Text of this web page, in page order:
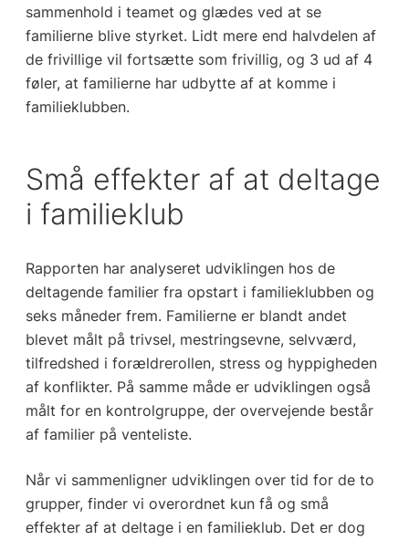
sammenhold i teamet og glædes ved at se
familierne blive styrket. Lidt mere end halvdelen af
de frivillige vil fortsætte som frivillig, og 3 ud af 4
føler, at familierne har udbytte af at komme i
familieklubben.
Små effekter af at deltage
i familieklub
Rapporten har analyseret udviklingen hos de
deltagende familier fra opstart i familieklubben og
seks måneder frem. Familierne er blandt andet
blevet målt på trivsel, mestringsevne, selvværd,
tilfredshed i forældrerollen, stress og hyppigheden
af konflikter. På samme måde er udviklingen også
målt for en kontrolgruppe, der overvejende består
af familier på venteliste.
Når vi sammenligner udviklingen over tid for de to
grupper, finder vi overordnet kun få og små
effekter af at deltage i en familieklub. Det er dog